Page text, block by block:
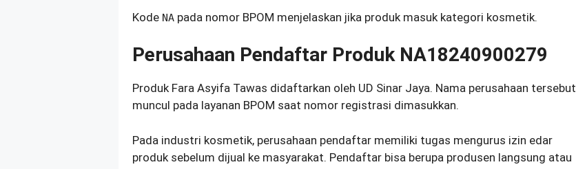
Kode NA pada nomor BPOM menjelaskan jika produk masuk kategori kosmetik.
Perusahaan Pendaftar Produk NA18240900279
Produk Fara Asyifa Tawas didaftarkan oleh UD Sinar Jaya. Nama perusahaan tersebut
muncul pada layanan BPOM saat nomor registrasi dimasukkan.
Pada industri kosmetik, perusahaan pendaftar memiliki tugas mengurus izin edar
produk sebelum dijual ke masyarakat. Pendaftar bisa berupa produsen langsung atau